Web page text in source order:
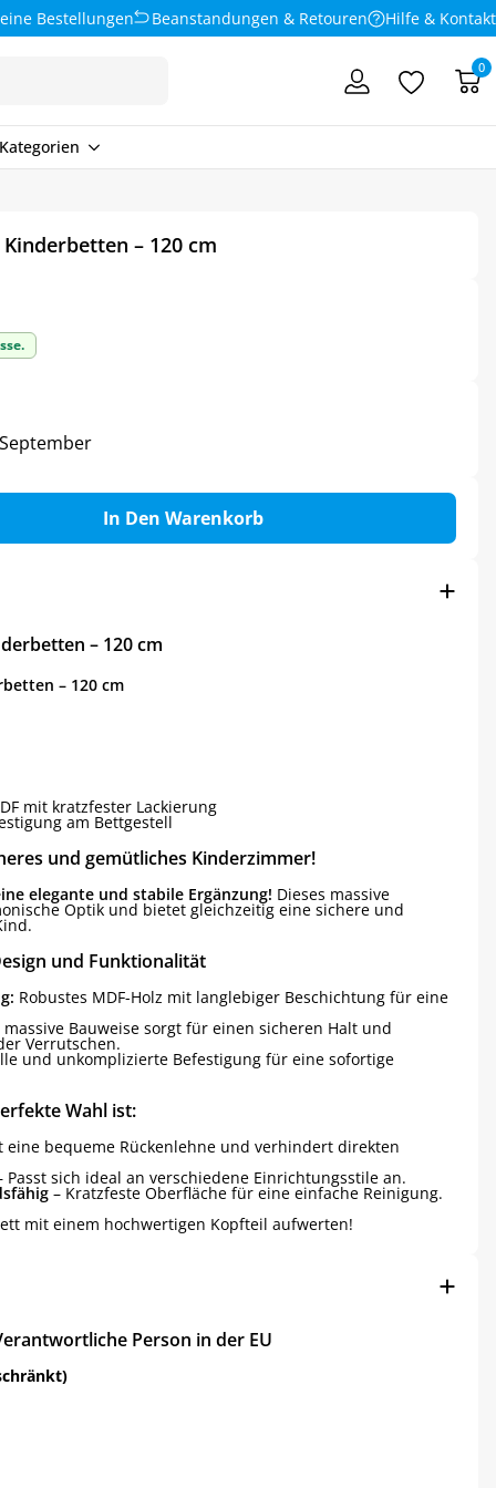
Bestellungen Beanstandungen & Retouren Hilfe & Kontakt
0
– 120 cm
In Den Warenkorb
– 120 cm
– 120 cm
mit kratzfester Lackierung
am Bettgestell
und gemütliches Kinderzimmer!
elegante und stabile Ergänzung! Dieses massive
Optik und bietet gleichzeitig eine sichere und
und Funktionalität
Robustes MDF-Holz mit langlebiger Beschichtung für eine
Bauweise sorgt für einen sicheren Halt und
Verrutschen.
und unkomplizierte Befestigung für eine sofortige
Wahl ist:
eine bequeme Rückenlehne und verhindert direkten
Passt sich ideal an verschiedene Einrichtungsstile an.
– Kratzfeste Oberfläche für eine einfache Reinigung.
mit einem hochwertigen Kopfteil aufwerten!
Person in der EU